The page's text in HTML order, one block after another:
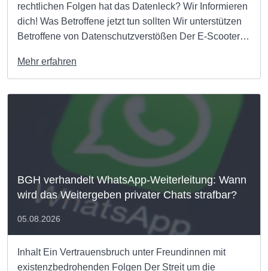
rechtlichen Folgen hat das Datenleck? Wir Informieren
dich! Was Betroffene jetzt tun sollten Wir unterstützen
Betroffene von Datenschutzverstößen Der E-Scooter-
Unbekannte verschafften sich Zugriff auf Kundendaten
und kopierten Informationen aus den Systemen des
Unternehmens. Welche Folgen das […]
Mehr erfahren
BGH verhandelt WhatsApp-Weiterleitung: Wann
wird das Weitergeben privater Chats strafbar?
05.08.2026
Inhalt Ein Vertrauensbruch unter Freundinnen mit
existenzbedrohenden Folgen Der Streit um die